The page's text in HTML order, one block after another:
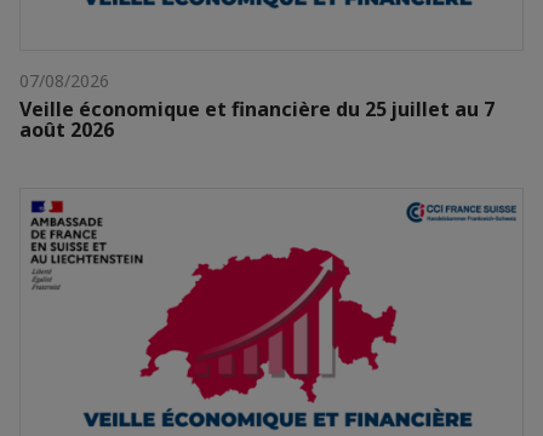
07/08/2026
Veille économique et financière du 25 juillet au 7
août 2026